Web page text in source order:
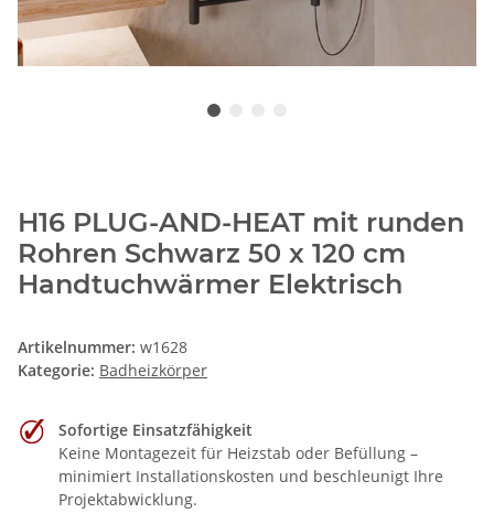
H16 PLUG-AND-HEAT mit runden
Rohren Schwarz 50 x 120 cm
Handtuchwärmer Elektrisch
Artikelnummer: w1628
Kategorie: Badheizkörper
Sofortige Einsatzfähigkeit
Keine Montagezeit für Heizstab oder Befüllung –
minimiert Installationskosten und beschleunigt Ihre
Projektabwicklung.